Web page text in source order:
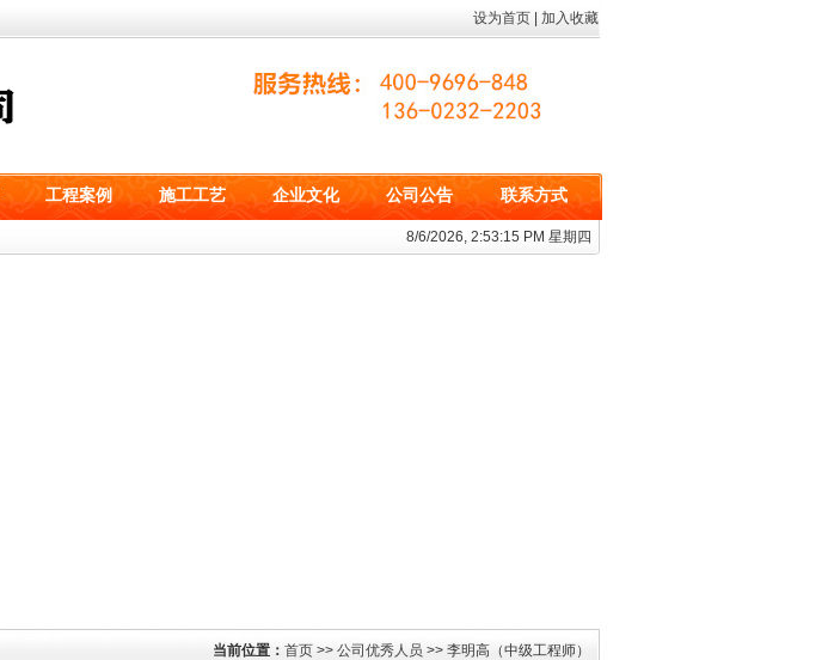
设为首页 加入收藏
工程案例 施工工艺 企业文化 公司公告 联系方式
8/6/2026, 2:53:16 PM 星期四
当前位置： 首页 >> 公司优秀人员 >> 李明高（中级工程师）